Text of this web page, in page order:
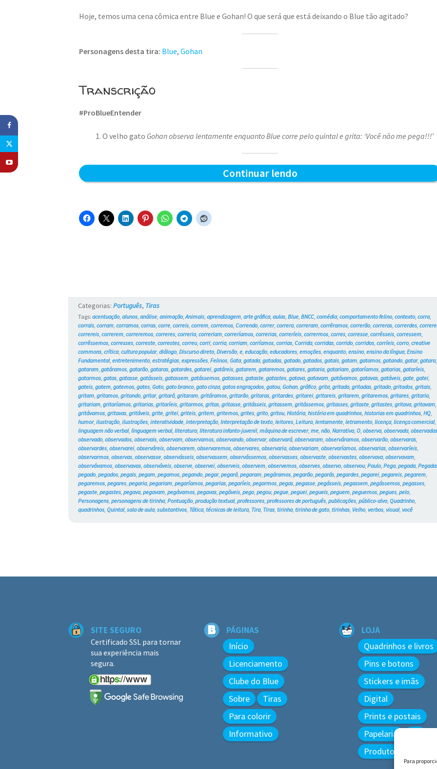
Para
Hoje, temos uma cena cômica entre Blue e Gohan! O que será que está deixando o Blue tão agitado?
Personagens desta tira: Blue,Gohan
Transcrição
#ProBlueEntender
O velho gato Gohan observa lentamente enquanto Blue corre pelo quintal e grita: ‘Você não me pega!!!’
Continuar lendoPega
Categorias:Português, Tiras
Tags:acentuação,alunos,análise,animação,Animais,aprendizagem,arte gráfica,aulas,Blue,BNCC,comédia,comportamento felino,contexto,corra,
corrais,corram,corramos,corras,corre,correis,correm,corremos,Correndo,correr,correra,correram,corrêramos,correrão,correras,correrdes,
correreis,correrem,correremos,correres,correria,correriam,correríamos,correrias,correríeis,corrermos,corres,corresse,corrêsseis,corressem,
corrêssemos,corresses,correste,correstes,correu,corri,corria,corriam,corríamos,corrias,Corrida,corridas,corrido,corridos,corríeis,corro,creative
commons,crítica,cultura popular,diálogo,Discurso direto,Diversão,e,educação,educadores,emoções,enquanto,ensino,ensino da língua,Ensino
Fundamental,entretenimento,estratégias,expressões,Felinos,Gata,gatada,gatadas,gatado,gatados,gatais,gatam,gatamos,gatando,gatar,gatara,
gataram,gatáramos,gatarão,gataras,gatardes,gatarei,gatáreis,gatarem,gataremos,gatares,gataria,gatariam,gataríamos,gatarias,gataríeis,
gatarmos,gatas,gatasse,gatásseis,gatassem,gatássemos,gatasses,gataste,gatastes,gatava,gatavam,gatávamos,gatavas,gatáveis,gate,gatei,
gateis,gatem,gatemos,gates,Gato,gato branco,gato cinza,gatos engraçados,gatou,Gohan,gráfico,grita,gritada,gritadas,gritado,gritados,gritais,
gritam,gritamos,gritando,gritar,gritará,gritaram,gritáramos,gritarão,gritaras,gritardes,gritarei,gritareis,gritarem,gritaremos,gritares,gritaria,
gritariam,gritaríamos,gritarias,gritaríeis,gritarmos,gritas,gritasse,gritásseis,gritassem,gritássemos,gritasses,gritaste,gritastes,gritava,gritavam,
gritávamos,gritavas,gritáveis,grite,gritei,griteis,gritem,gritemos,grites,grito,gritou,História,história em quadrinhos,historias em quadrinhos,HQ,
humor,ilustração,ilustrações,interatividade,interpretação,Interpretação de texto,leitores,Leitura,lentamente,letramento,licença,licença comercial,
linguagem não verbal,linguagem verbal,literatura,literatura infanto-juvenil,máquina de escrever,me,não,Narrativa,O,observa,observada,
observado,observados,observais,observam,observamos,observando,observar,observará,observaram,observáramos,observarão,observaras,
observardes,observarei,observáreis,observarem,observaremos,observares,observaria,observariam,observaríamos,observarias,observaríeis,
observarmos,observas,observasse,observásseis,observassem,observássemos,observasses,observaste,observastes,observava,observavam,
observávamos,observavas,observáveis,observe,observei,observeis,observem,observemos,observes,observo,observou,Paulo,Pega,pegada,
pegado,pegados,pegais,pegam,pegamos,pegando,pegar,pegará,pegaram,pegáramos,pegarão,pegarás,pegardes,pegarei,pegareis,pegarem,
pegaremos,pegares,pegaria,pegariam,pegaríamos,pegarias,pegaríeis,pegarmos,pegas,pegasse,pegásseis,pegassem,pegássemos,pegasses,
pegaste,pegastes,pegava,pegavam,pegávamos,pegavas,pegáveis,pego,pegou,pegue,peguei,pegueis,peguem,peguemos,pegues,pelo,
Personagens,personagens de tirinha,Pontuação,produção textual,professores,professores de português,publicações,público-alvo,Quadrinho,
quadrinhos,Quintal,sala de aula,substantivos, Tática,técnicas de leitura, Tira, Tiras,tirinha,tirinha de gato,tirinhas, Velho,verbos,visual,você
SITE SEGURO
Certificado SSL para tornar
sua experiência mais
segura.
PÁGINAS
Início
Licenciamento
Clube do Blue
Sobre
Tiras
Para colorir
Informativo
LOJA
Quadrinhos e livros
Pins e botons
Stickers e imãs
Digital
Prints e postais
Papelaria
Produtos diversos